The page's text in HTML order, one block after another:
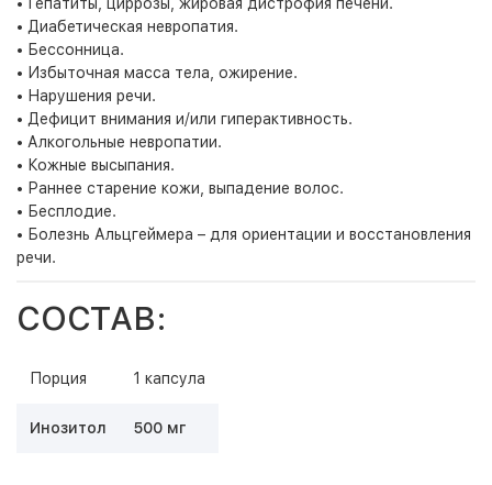
• Диабетическая невропатия.
• Бессонница.
• Избыточная масса тела, ожирение.
• Нарушения речи.
• Дефицит внимания и/или гиперактивность.
• Алкогольные невропатии.
• Кожные высыпания.
• Раннее старение кожи, выпадение волос.
• Бесплодие.
• Болезнь Альцгеймера – для ориентации и восстановления
речи.
СОСТАВ:
Порция 1 капсула
Инозитол 500 мг